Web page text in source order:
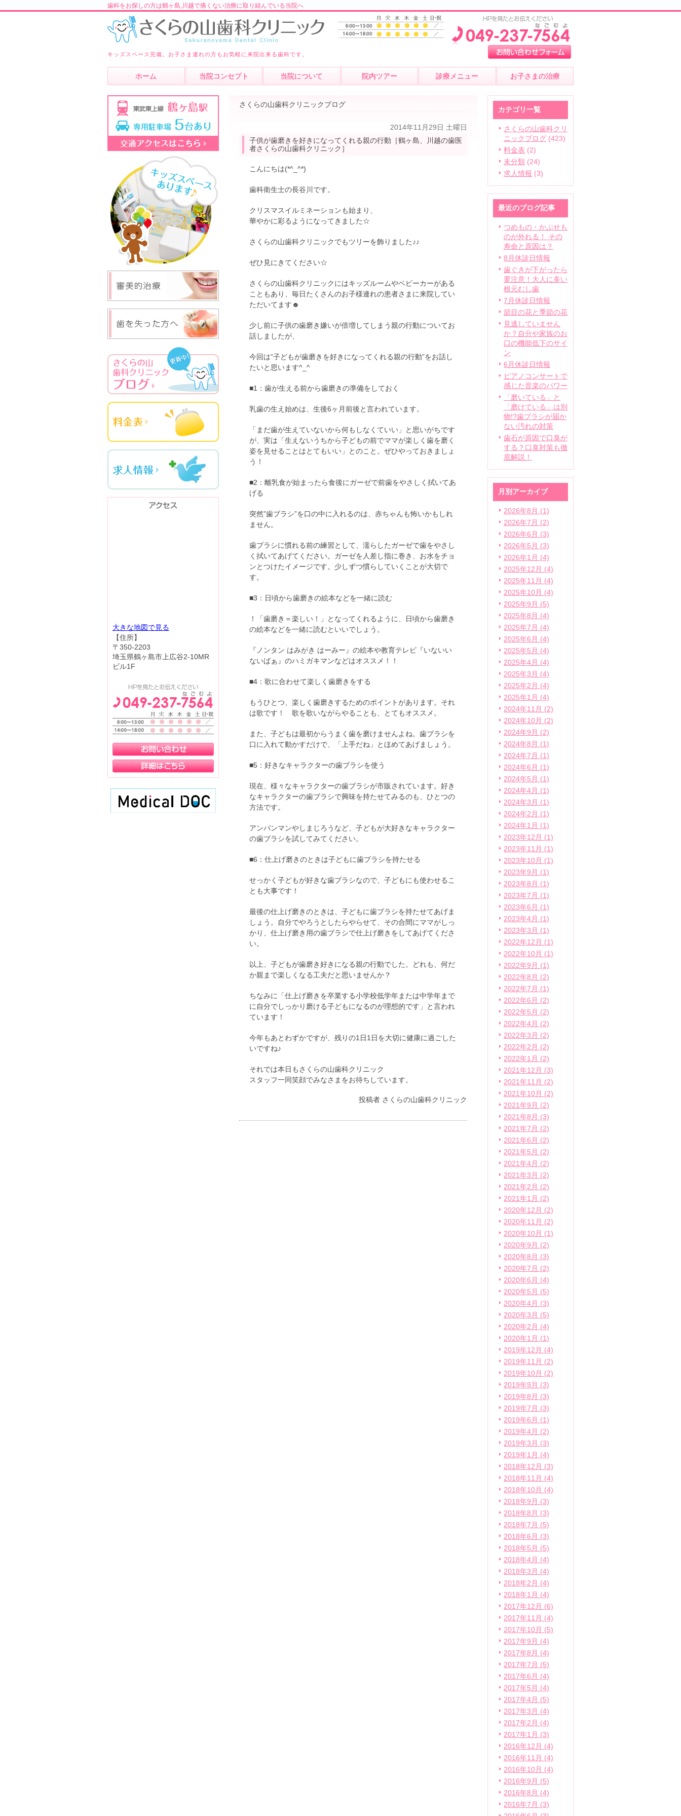
歯科をお探しの方は鶴ヶ島,川越で痛くない治療に取り組んでいる当院へ
キッズスペース完備。お子さま連れの方もお気軽に来院出来る歯科です。
ホーム 当院コンセプト 当院について 院内ツアー 診療メニュー お子さまの治療
さくらの山歯科クリニックブログ
2014年11月29日 土曜日
子供が歯磨きを好きになってくれる親の行動［鶴ヶ島、川越の歯医
者さくらの山歯科クリニック］
こんにちは(*^_^*)
歯科衛生士の長谷川です。
クリスマスイルミネーションも始まり、
華やかに彩るようになってきました☆
さくらの山歯科クリニックでもツリーを飾りました♪♪
ぜひ見にきてください☆
さくらの山歯科クリニックにはキッズルームやベビーカーがある
こともあり、毎日たくさんのお子様連れの患者さまに来院してい
ただいてます☻
少し前に子供の歯磨き嫌いが倍増してしまう親の行動についてお
話しましたが、
今回は”子どもが歯磨きを好きになってくれる親の行動”をお話し
たいと思います^_^
■1：歯が生える前から歯磨きの準備をしておく
乳歯の生え始めは、生後6ヶ月前後と言われています。
「まだ歯が生えていないから何もしなくていい」と思いがちです
が、実は「生えないうちから子どもの前でママが楽しく歯を磨く
姿を見せることはとてもいい」とのこと。ぜひやっておきましょ
う！
■2：離乳食が始まったら食後にガーゼで前歯をやさしく拭いてあ
げる
突然”歯ブラシ”を口の中に入れるのは、赤ちゃんも怖いかもしれ
ません。
歯ブラシに慣れる前の練習として、濡らしたガーゼで歯をやさし
く拭いてあげてください。ガーゼを人差し指に巻き、お水をチョ
ンとつけたイメージです。少しずつ慣らしていくことが大切で
す。
■3：日頃から歯磨きの絵本などを一緒に読む
！「歯磨き＝楽しい！」となってくれるように、日頃から歯磨き
の絵本などを一緒に読むといいでしょう。
『ノンタン はみがき はーみー』の絵本や教育テレビ『いないい
ないばぁ』のハミガキマンなどはオススメ！！
■4：歌に合わせて楽しく歯磨きをする
もうひとつ、楽しく歯磨きするためのポイントがあります。それ
は歌です！ 歌を歌いながらやることも、とてもオススメ。
また、子どもは最初からうまく歯を磨けませんよね。歯ブラシを
口に入れて動かすだけで、「上手だね」とほめてあげましょう。
■5：好きなキャラクターの歯ブラシを使う
現在、様々なキャラクターの歯ブラシが市販されています。好き
なキャラクターの歯ブラシで興味を持たせてみるのも、ひとつの
方法です。
アンパンマンやしまじろうなど、子どもが大好きなキャラクター
の歯ブラシを試してみてください。
■6：仕上げ磨きのときは子どもに歯ブラシを持たせる
せっかく子どもが好きな歯ブラシなので、子どもにも使わせるこ
とも大事です！
最後の仕上げ磨きのときは、子どもに歯ブラシを持たせてあげま
しょう。自分でやろうとしたらやらせて、その合間にママがしっ
かり、仕上げ磨き用の歯ブラシで仕上げ磨きをしてあげてくださ
い。
以上、子どもが歯磨き好きになる親の行動でした。どれも、何だ
か親まで楽しくなる工夫だと思いませんか？
ちなみに「仕上げ磨きを卒業する小学校低学年または中学年まで
に自分でしっかり磨ける子どもになるのが理想的です」と言われ
ています！
今年もあとわずかですが、残りの1日1日を大切に健康に過ごした
いですね♪
それでは本日もさくらの山歯科クリニック
スタッフ一同笑顔でみなさまをお待ちしています。
投稿者 さくらの山歯科クリニック
カテゴリ一覧
さくらの山歯科クリ
ニックブログ (423)
料金表 (2)
未分類 (24)
求人情報 (3)
最近のブログ記事
つめもの・かぶせも
のが外れる！ その
寿命と原因は？
8月休診日情報
歯ぐきが下がったら
要注意！大人に多い
根元むし歯
7月休診日情報
節目の花と季節の花
見逃していません
か？自分や家族のお
口の機能低下のサイ
ン
6月休診日情報
ピアノコンサートで
感じた音楽のパワー
「磨いている」と
「磨けている」は別
物!?歯ブラシが届か
ない汚れの対策
歯石が原因で口臭が
する？口臭対策も徹
底解説！
月別アーカイブ
2026年8月 (1)
2026年7月 (2)
2026年6月 (3)
2026年5月 (3)
2026年1月 (4)
2025年12月 (4)
2025年11月 (4)
2025年10月 (4)
2025年9月 (5)
2025年8月 (4)
2025年7月 (4)
2025年6月 (4)
2025年5月 (4)
2025年4月 (4)
2025年3月 (4)
2025年2月 (4)
2025年1月 (4)
2024年11月 (2)
2024年10月 (2)
2024年9月 (2)
2024年8月 (1)
2024年7月 (1)
2024年6月 (1)
2024年5月 (1)
2024年4月 (1)
2024年3月 (1)
2024年2月 (1)
2024年1月 (1)
2023年12月 (1)
2023年11月 (1)
2023年10月 (1)
2023年9月 (1)
2023年8月 (1)
2023年7月 (1)
2023年6月 (1)
2023年4月 (1)
2023年3月 (1)
2022年12月 (1)
2022年10月 (1)
2022年9月 (1)
2022年8月 (2)
2022年7月 (1)
2022年6月 (2)
2022年5月 (2)
2022年4月 (2)
2022年3月 (2)
2022年2月 (2)
2022年1月 (2)
2021年12月 (3)
2021年11月 (2)
2021年10月 (2)
2021年9月 (2)
2021年8月 (3)
2021年7月 (2)
2021年6月 (2)
2021年5月 (2)
2021年4月 (2)
2021年3月 (2)
2021年2月 (2)
2021年1月 (2)
2020年12月 (2)
2020年11月 (2)
2020年10月 (1)
2020年9月 (2)
2020年8月 (3)
2020年7月 (2)
2020年6月 (4)
2020年5月 (5)
2020年4月 (3)
2020年3月 (5)
2020年2月 (4)
2020年1月 (1)
2019年12月 (4)
2019年11月 (2)
2019年10月 (2)
2019年9月 (3)
2019年8月 (3)
2019年7月 (3)
2019年6月 (1)
2019年4月 (2)
2019年3月 (3)
2019年1月 (4)
2018年12月 (3)
2018年11月 (4)
2018年10月 (4)
2018年9月 (3)
2018年8月 (3)
2018年7月 (5)
2018年6月 (3)
2018年5月 (5)
2018年4月 (4)
2018年3月 (4)
2018年2月 (4)
2018年1月 (4)
2017年12月 (6)
2017年11月 (4)
2017年10月 (5)
2017年9月 (4)
2017年8月 (4)
2017年7月 (5)
2017年6月 (4)
2017年5月 (4)
2017年4月 (5)
2017年3月 (4)
2017年2月 (4)
2017年1月 (3)
2016年12月 (4)
2016年11月 (4)
2016年10月 (4)
2016年9月 (5)
2016年8月 (4)
2016年7月 (3)
大きな地図で見る
【住所】
〒350-2203
埼玉県鶴ヶ島市上広谷2-10MR
ビル1F